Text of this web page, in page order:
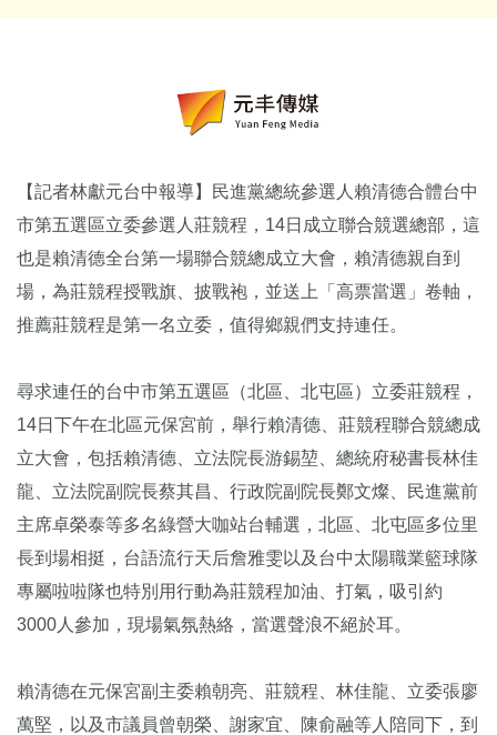
【記者林獻元台中報導】民進黨總統參選人賴清德合體台中
市第五選區立委參選人莊競程，14日成立聯合競選總部，這
也是賴清德全台第一場聯合競總成立大會，賴清德親自到
場，為莊競程授戰旗、披戰袍，並送上「高票當選」卷軸，
推薦莊競程是第一名立委，值得鄉親們支持連任。
尋求連任的台中市第五選區（北區、北屯區）立委莊競程，
14日下午在北區元保宮前，舉行賴清德、莊競程聯合競總成
立大會，包括賴清德、立法院長游錫堃、總統府秘書長林佳
龍、立法院副院長蔡其昌、行政院副院長鄭文燦、民進黨前
主席卓榮泰等多名綠營大咖站台輔選，北區、北屯區多位里
長到場相挺，台語流行天后詹雅雯以及台中太陽職業籃球隊
專屬啦啦隊也特別用行動為莊競程加油、打氣，吸引約
3000人參加，現場氣氛熱絡，當選聲浪不絕於耳。
賴清德在元保宮副主委賴朝亮、莊競程、林佳龍、立委張廖
萬堅，以及市議員曾朝榮、謝家宜、陳俞融等人陪同下，到